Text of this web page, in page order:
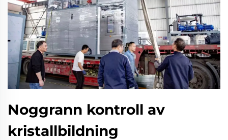
Noggrann kontroll av
kristallbildning